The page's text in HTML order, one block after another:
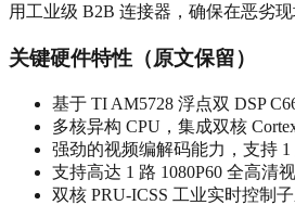
用工业级 B2B 连接器，确保在恶劣现
关键硬件特性（原文保留）
基于 TI AM5728 浮点双 DSP
多核异构 CPU，集成双核
强劲的视频编解码能力，支持 1
支持高达 1 路 1080P60 全高清
双核 PRU‑ICSS 工业实时控制